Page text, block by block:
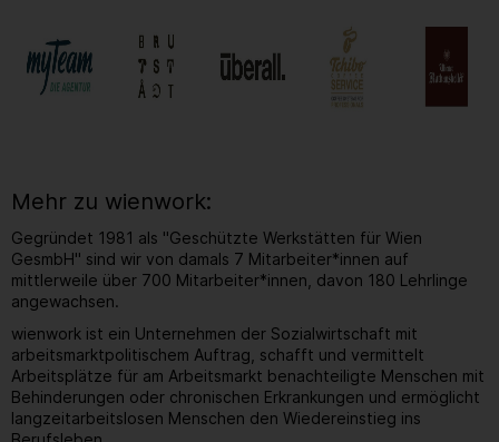
Mehr zu wienwork:
Gegründet 1981 als "Geschützte Werkstätten für Wien
GesmbH" sind wir von damals 7 Mitarbeiter*innen auf
mittlerweile über 700 Mitarbeiter*innen, davon 180 Lehrlinge
angewachsen.
wienwork ist ein Unternehmen der Sozialwirtschaft mit
arbeitsmarktpolitischem Auftrag, schafft und vermittelt
Arbeitsplätze für am Arbeitsmarkt benachteiligte Menschen mit
Behinderungen oder chronischen Erkrankungen und ermöglicht
langzeitarbeitslosen Menschen den Wiedereinstieg ins